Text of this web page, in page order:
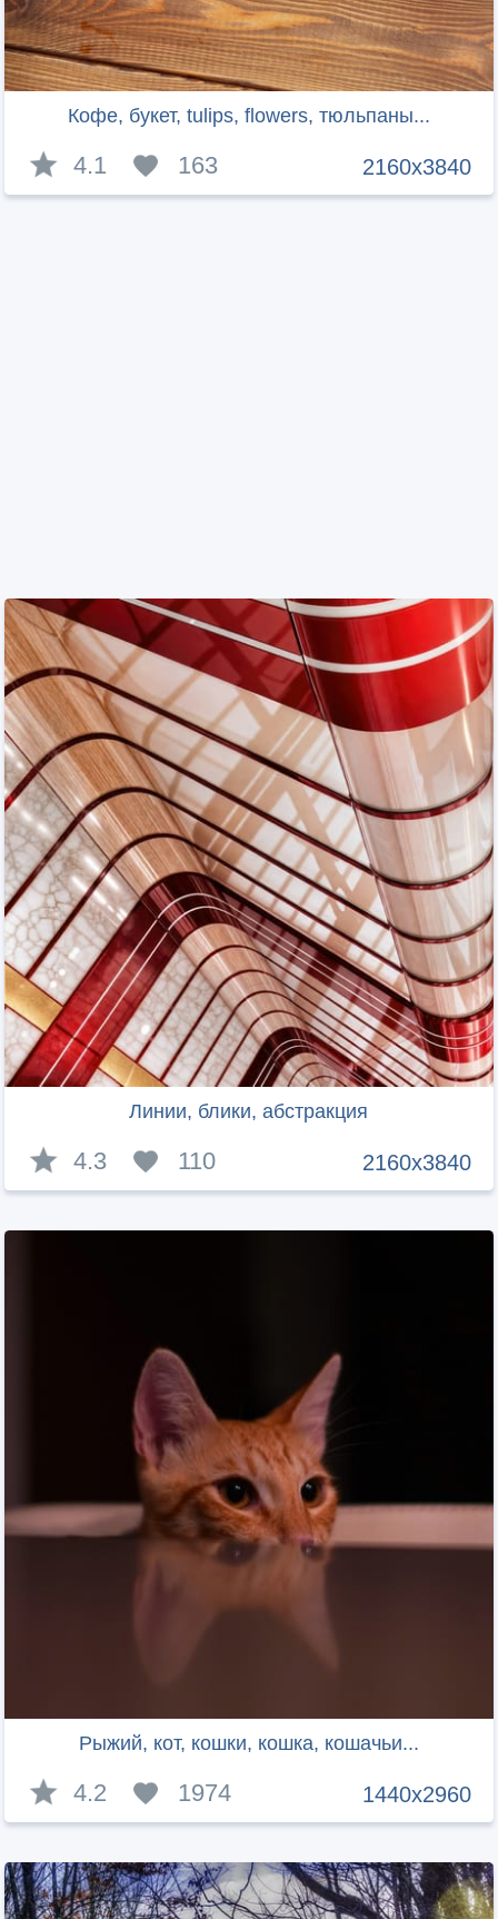
Кофе, букет, tulips, flowers, тюльпаны...
2160x3840
4.1 163
Линии, блики, абстракция
2160x3840
4.3 110
Рыжий, кот, кошки, кошка, кошачьи...
1440x2960
4.2 1974